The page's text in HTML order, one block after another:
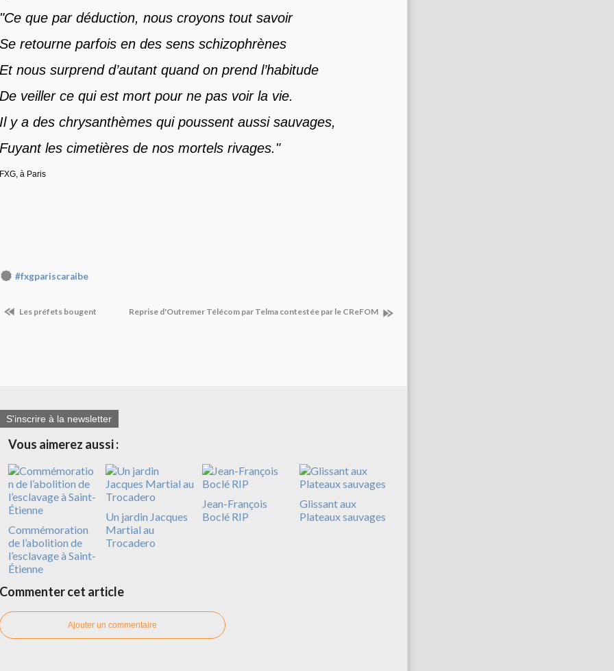
"Ce que par déduction, nous croyons tout savoir
Se retourne parfois en des sens schizophrènes
Et nous surprend d’autant quand on prend l’habitude
De veiller ce qui est mort pour ne pas voir la vie.
Il y a des chrysanthèmes qui poussent aussi sauvages,
Fuyant les cimetières de nos mortels rivages."
FXG, à Paris
#fxgpariscaraibe
Les préfets bougent Reprise d'Outremer Télécom par Telma contestée par le CReFOM
S'inscrire à la newsletter
Vous aimerez aussi :
Commémoration
de l’abolition de
l’esclavage à Saint-
Étienne
Un jardin Jacques
Martial au
Trocadero
Jean-François
Boclé RIP
Glissant aux
Plateaux sauvages
Commenter cet article
Ajouter un commentaire